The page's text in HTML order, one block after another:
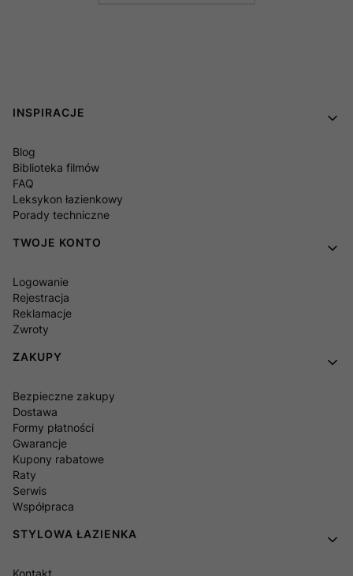
Linki w stopce
INSPIRACJE
Blog
Biblioteka filmów
FAQ
Leksykon łazienkowy
Porady techniczne
TWOJE KONTO
Logowanie
Rejestracja
Reklamacje
Zwroty
ZAKUPY
Bezpieczne zakupy
Dostawa
Formy płatności
Gwarancje
Kupony rabatowe
Raty
Serwis
Współpraca
STYLOWA ŁAZIENKA
Kontakt